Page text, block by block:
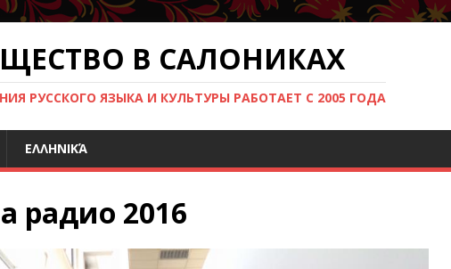
В САЛОНИКАХ
РУССКОГО ЯЗЫКА И КУЛЬТУРЫ РАБОТАЕТ С 2005 ГОДА
ΕΛΛΗΝΙΚΆ
радио 2016